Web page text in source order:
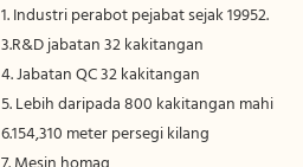
1. Industri perabot pejabat sejak 19952.
3.R&D jabatan 32 kakitangan
4. Jabatan QC 32 kakitangan
5. Lebih daripada 800 kakitangan mahir
6.154,310 meter persegi kilang